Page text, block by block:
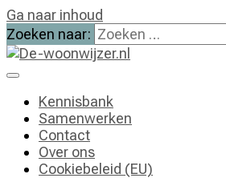
Ga naar inhoud
Zoeken naar:
Kennisbank
Samenwerken
Contact
Over ons
Cookiebeleid (EU)